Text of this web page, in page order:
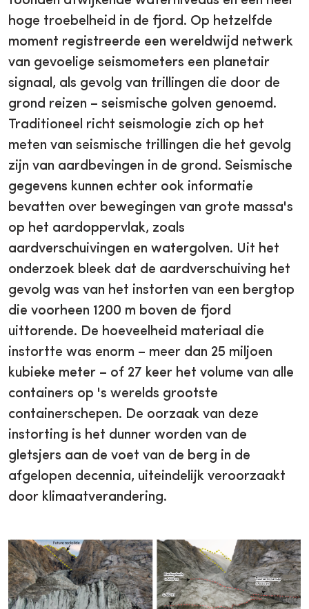
hoge troebelheid in de fjord. Op hetzelfde
moment registreerde een wereldwijd netwerk
van gevoelige seismometers een planetair
signaal, als gevolg van trillingen die door de
grond reizen – seismische golven genoemd.
Traditioneel richt seismologie zich op het
meten van seismische trillingen die het gevolg
zijn van aardbevingen in de grond. Seismische
gegevens kunnen echter ook informatie
bevatten over bewegingen van grote massa's
op het aardoppervlak, zoals
aardverschuivingen en watergolven. Uit het
onderzoek bleek dat de aardverschuiving het
gevolg was van het instorten van een bergtop
die voorheen 1200 m boven de fjord
uittorende. De hoeveelheid materiaal die
instortte was enorm – meer dan 25 miljoen
kubieke meter – of 27 keer het volume van alle
containers op 's werelds grootste
containerschepen. De oorzaak van deze
instorting is het dunner worden van de
gletsjers aan de voet van de berg in de
afgelopen decennia, uiteindelijk veroorzaakt
door klimaatverandering.